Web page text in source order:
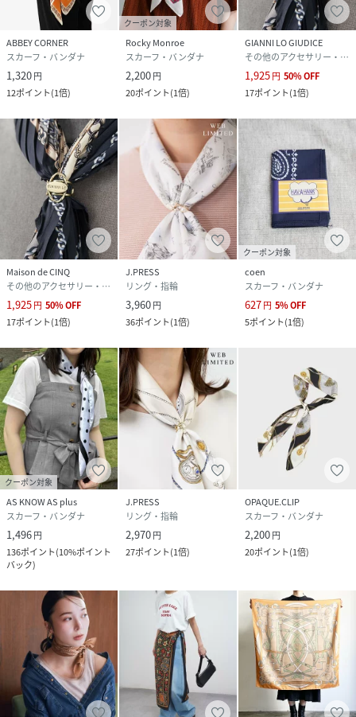
ABBEY CORNER
スカーフ・バンダナ
1,320円
12ポイント(1倍)
クーポン対象
Rocky Monroe
スカーフ・バンダナ
2,200円
20ポイント(1倍)
GIANNI LO GIUDICE
その他のアクセサリー・腕時計
1,925円 50%OFF
17ポイント(1倍)
Maison de CINQ
その他のアクセサリー・腕時計
1,925円 50%OFF
17ポイント(1倍)
J.PRESS
リング・指輪
3,960円
36ポイント(1倍)
クーポン対象
coen
スカーフ・バンダナ
627円 5%OFF
5ポイント(1倍)
クーポン対象
AS KNOW AS plus
スカーフ・バンダナ
1,496円
136ポイント(10%ポイント
バック)
J.PRESS
リング・指輪
2,970円
27ポイント(1倍)
OPAQUE.CLIP
スカーフ・バンダナ
2,200円
20ポイント(1倍)